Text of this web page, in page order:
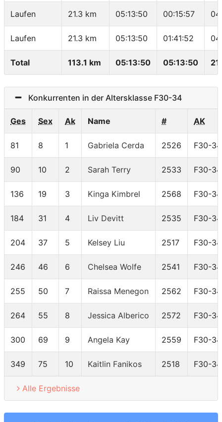
Laufen 21.3 km 05:13:50 00:15:57
Laufen 21.3 km 05:13:50 01:41:52
Total 113.1 km 05:13:50 05:13:50
Konkurrenten in der Altersklasse F30-34
Ges Sex Ak Name # AK
81 8 1 Gabriela Cerda 2526 F30-34
90 10 2 Sarah Terry 2533 F30-34
136 19 3 Kinga Kimbrel 2568 F30-34
184 31 4 Liv Devitt 2535 F30-34
204 37 5 Kelsey Liu 2517 F30-34
246 46 6 Chelsea Wolfe 2541 F30-34
255 50 7 Raissa Menegon 2562 F30-34
264 55 8 Jessica Alberico 2572 F30-34
300 69 9 Angela Kay 2559 F30-34
349 75 10 Kaitlin Fanikos 2518 F30-34
Alle Ergebnisse